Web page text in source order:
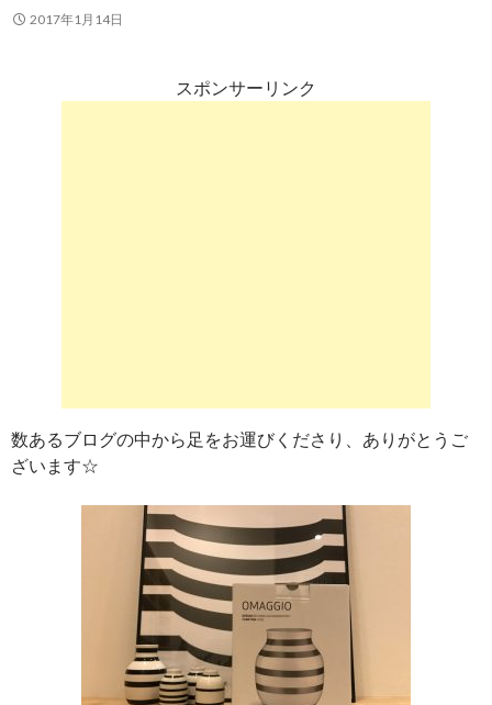
2017年1月14日
スポンサーリンク
数あるブログの中から足をお運びくださり、ありがとうご
ざいます☆